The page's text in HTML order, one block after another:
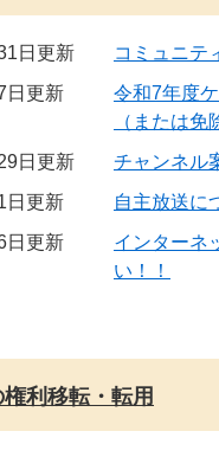
日更新
コミュニテ
日更新
令和7年度
（または免
日更新
チャンネル
日更新
自主放送に
日更新
インターネ
い！！
利移転・転用